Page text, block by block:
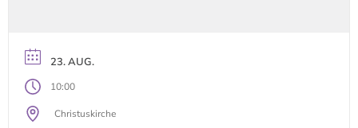
23. AUG.
10:00
Christuskirche